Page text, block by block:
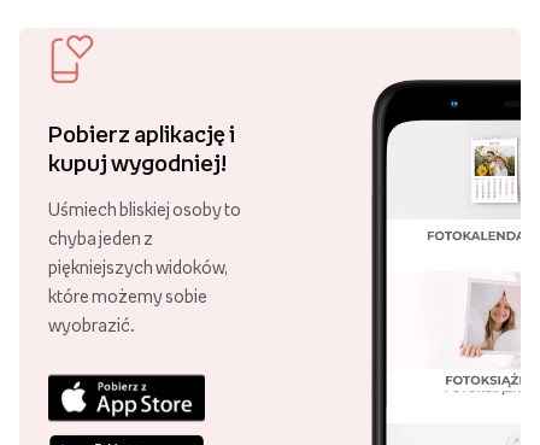
Pobierz aplikację i
kupuj wygodniej!
Uśmiech bliskiej osoby to
chyba jeden z
piękniejszych widoków,
które możemy sobie
wyobrazić.